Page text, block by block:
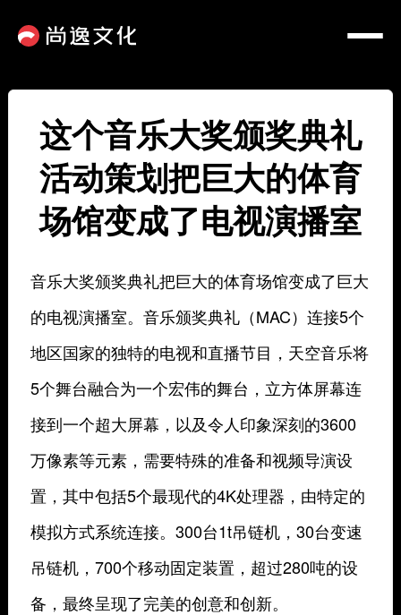
这个音乐大奖颁奖典礼
活动策划把巨大的体育
场馆变成了电视演播室
音乐大奖颁奖典礼把巨大的体育场馆变成了巨大
的电视演播室。音乐颁奖典礼（MAC）连接5个
地区国家的独特的电视和直播节目，天空音乐将
5个舞台融合为一个宏伟的舞台，立方体屏幕连
接到一个超大屏幕，以及令人印象深刻的3600
万像素等元素，需要特殊的准备和视频导演设
置，其中包括5个最现代的4K处理器，由特定的
模拟方式系统连接。300台1t吊链机，30台变速
吊链机，700个移动固定装置，超过280吨的设
备，最终呈现了完美的创意和创新。